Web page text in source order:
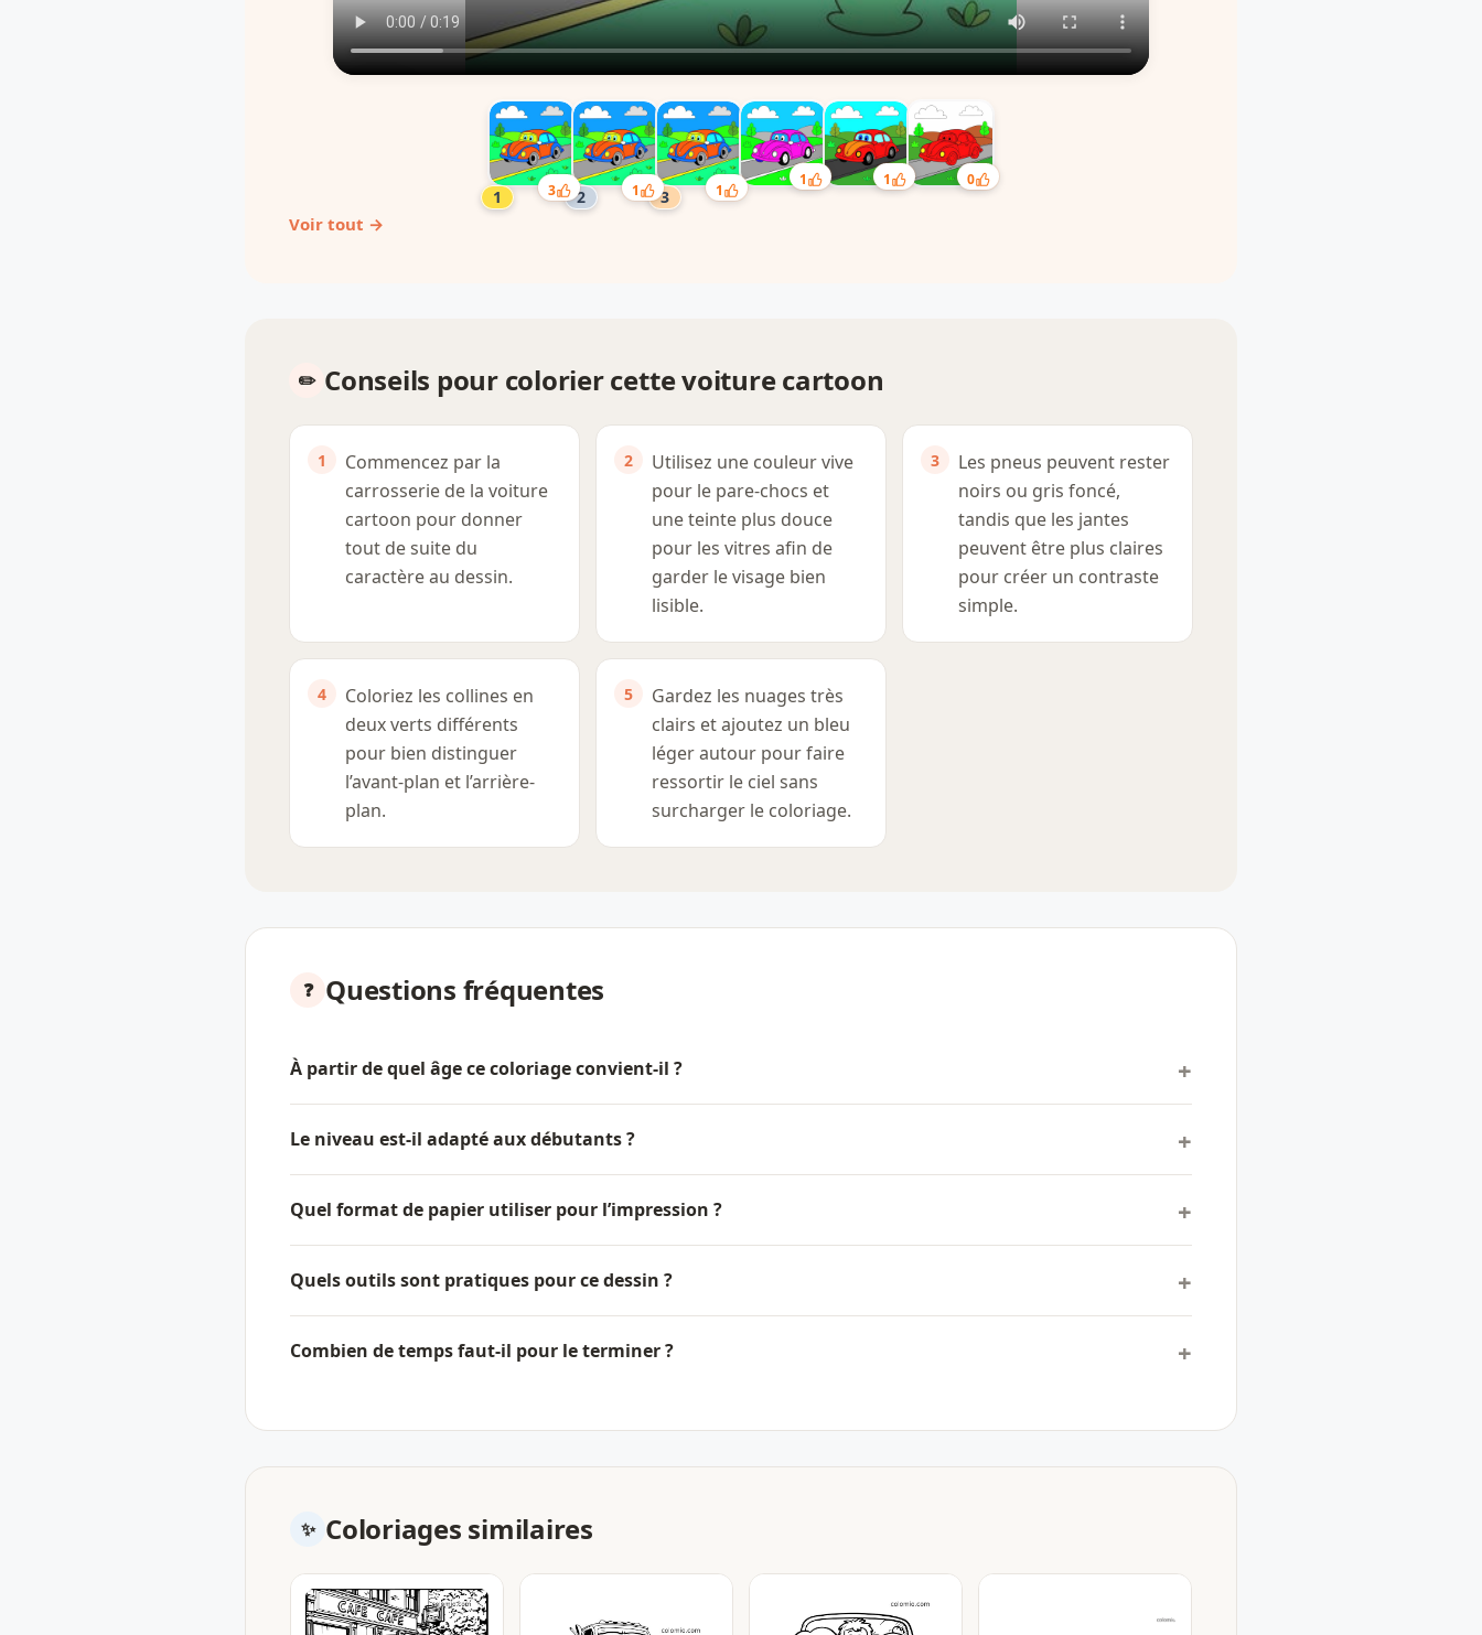
3 1 1
1 1 0
Voir tout →
Conseils pour colorier cette voiture cartoon
Commencez par la
carrosserie de la voiture
cartoon pour donner
tout de suite du
caractère au dessin.
Utilisez une couleur vive
pour le pare-chocs et
une teinte plus douce
pour les vitres afin de
garder le visage bien
lisible.
Les pneus peuvent rester
noirs ou gris foncé,
tandis que les jantes
peuvent être plus claires
pour créer un contraste
simple.
Coloriez les collines en
deux verts différents
pour bien distinguer
l’avant-plan et l’arrière-
plan.
Gardez les nuages très
clairs et ajoutez un bleu
léger autour pour faire
ressortir le ciel sans
surcharger le coloriage.
Questions fréquentes
À partir de quel âge ce coloriage convient-il ?
Le niveau est-il adapté aux débutants ?
Quel format de papier utiliser pour l’impression ?
Quels outils sont pratiques pour ce dessin ?
Combien de temps faut-il pour le terminer ?
Coloriages similaires